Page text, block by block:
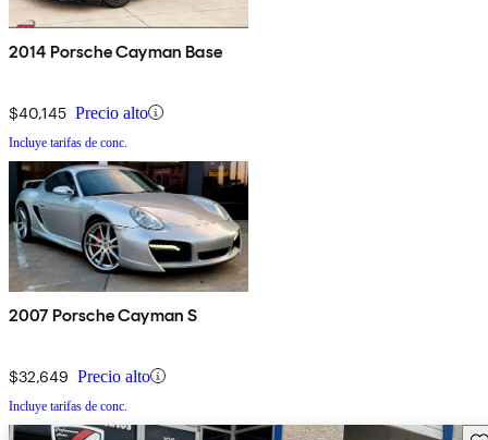
2014 Porsche Cayman Base
$40,145 Precio alto
Incluye tarifas de conc.
2007 Porsche Cayman S
$32,649 Precio alto
Incluye tarifas de conc.